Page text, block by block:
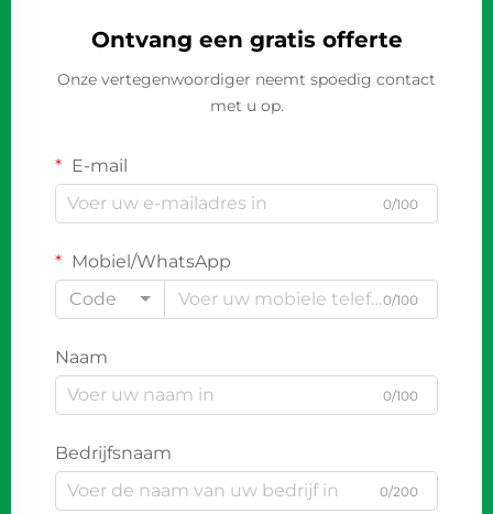
Ontvang een gratis offerte
Onze vertegenwoordiger neemt spoedig contact
met u op.
E-mail
0/100
Mobiel/WhatsApp
Code
0/100
Naam
0/100
Bedrijfsnaam
0/200